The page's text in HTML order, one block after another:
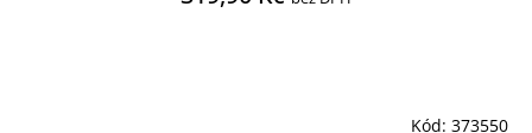
Kód: 373550